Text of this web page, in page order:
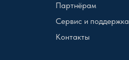
Партнёрам
Сервис и поддержка
Контакты